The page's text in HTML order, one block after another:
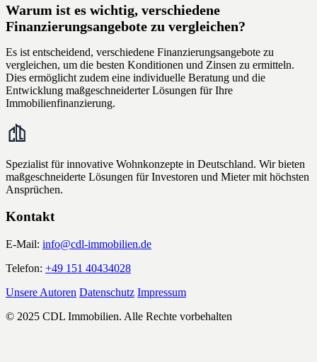
Warum ist es wichtig, verschiedene
Finanzierungsangebote zu vergleichen?
Es ist entscheidend, verschiedene Finanzierungsangebote zu
vergleichen, um die besten Konditionen und Zinsen zu ermitteln.
Dies ermöglicht zudem eine individuelle Beratung und die
Entwicklung maßgeschneiderter Lösungen für Ihre
Immobilienfinanzierung.
Spezialist für innovative Wohnkonzepte in Deutschland. Wir bieten
maßgeschneiderte Lösungen für Investoren und Mieter mit höchsten
Ansprüchen.
Kontakt
E-Mail: info@cdl-immobilien.de
Telefon: +49 151 40434028
Unsere Autoren Datenschutz Impressum
© 2025 CDL Immobilien. Alle Rechte vorbehalten